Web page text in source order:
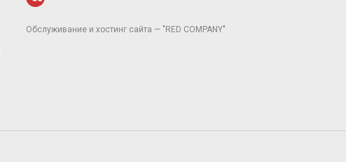
Обслуживание и хостинг сайта — "RED COMPANY"